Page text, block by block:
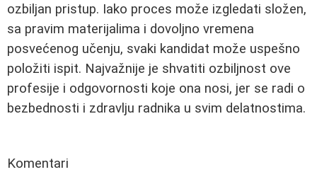
ozbiljan pristup. Iako proces može izgledati složen,
sa pravim materijalima i dovoljno vremena
posvećenog učenju, svaki kandidat može uspešno
položiti ispit. Najvažnije je shvatiti ozbiljnost ove
profesije i odgovornosti koje ona nosi, jer se radi o
bezbednosti i zdravlju radnika u svim delatnostima.
Komentari